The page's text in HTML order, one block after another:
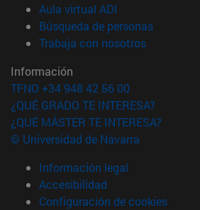
Aula virtual ADI
Búsqueda de personas(abre en
Trabaja con nosotros(abre en
Información
TFNO +34 948 42 56 00
¿QUÉ GRADO TE INTERESA?
¿QUÉ MÁSTER TE INTERESA?
© Universidad de Navarra
Información legal
Accesibilidad
Configuración de cookies